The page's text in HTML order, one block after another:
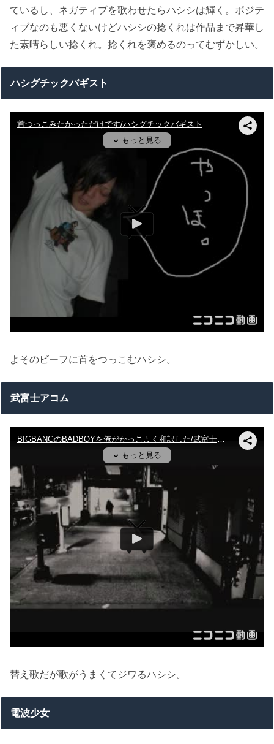
ているし、ネガティブを歌わせたらハシシは輝く。ポジテ
ィブなのも悪くないけどハシシの捻くれは作品まで昇華し
た素晴らしい捻くれ。捻くれを褒めるのってむずかしい。
ハシグチックバギスト
よそのビーフに首をつっこむハシシ。
武富士アコム
替え歌だが歌がうまくてジワるハシシ。
電波少女